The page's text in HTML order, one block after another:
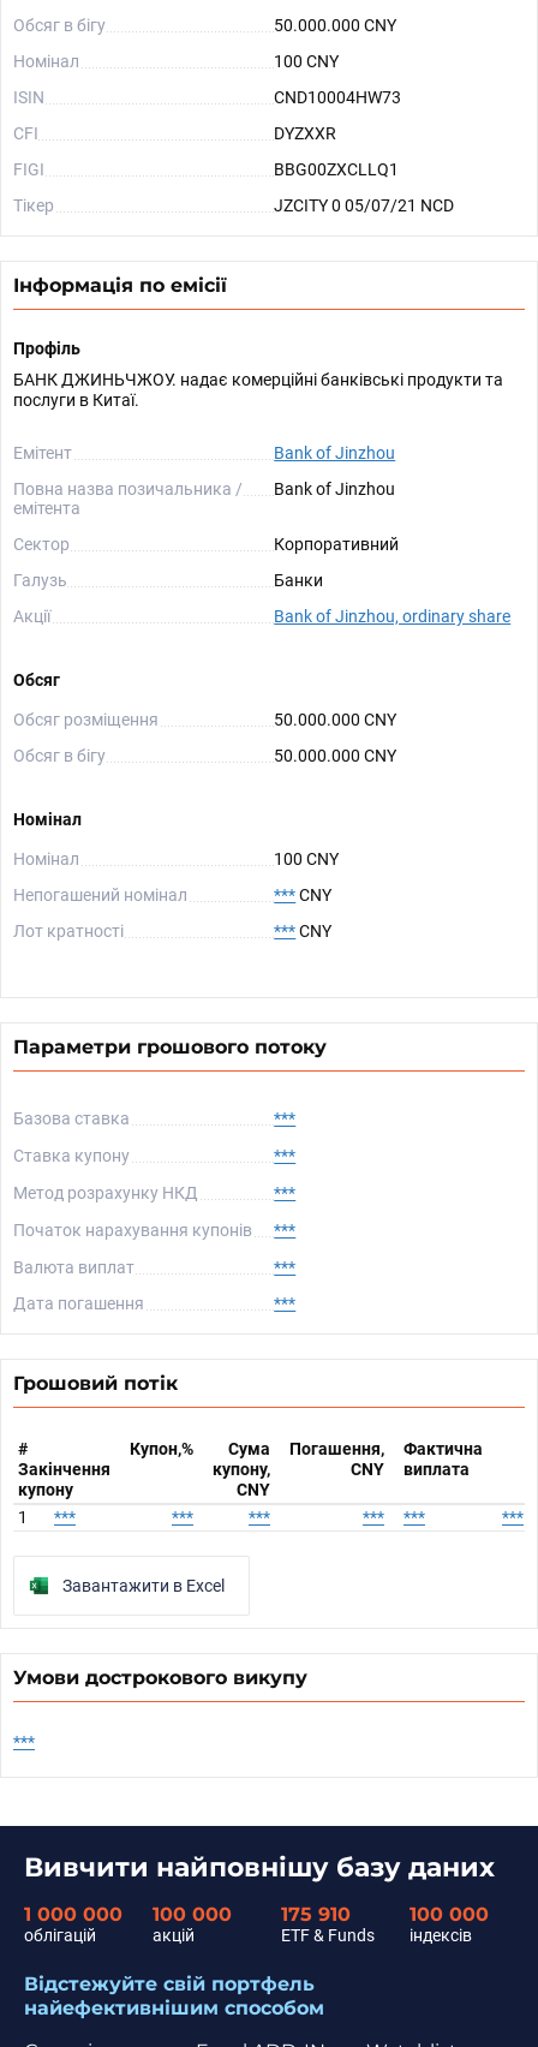
Обсяг в бігу
50.000.000 CNY
Номінал
100 CNY
ISIN
CND10004HW73
CFI
DYZXXR
FIGI
BBG00ZXCLLQ1
Тікер
JZCITY 0 05/07/21 NCD
Інформація по емісії
Профіль
БАНК ДЖИНЬЧЖОУ. надає комерційні банківські продукти та
послуги в Китаї.
Емітент
Bank of Jinzhou
Повна назва позичальника /
емітента
Bank of Jinzhou
Сектор
Корпоративний
Галузь
Банки
Акції
Bank of Jinzhou, ordinary share
Обсяг
Обсяг розміщення
50.000.000 CNY
Обсяг в бігу
50.000.000 CNY
Номінал
Номінал
100 CNY
Непогашений номінал
***CNY
Лот кратності
***CNY
Параметри грошового потоку
Базова ставка
***
Ставка купону
***
Метод розрахунку НКД
***
Початок нарахування купонів
***
Валюта виплат
***
Дата погашення
***
Грошовий потік
#
Закінчення
купону
Купон,%
Сума
купону,
CNY
Погашення,
CNY
Фактична
виплата
1 *** *** *** *** *** ***
Завантажити в Excel
Умови дострокового викупу
***
Вивчити найповнішу базу даних
1 000 000
облігацій
100 000
акцій
175 910
ETF & Funds
100 000
індексів
Відстежуйте свій портфель
найефективнішим способом